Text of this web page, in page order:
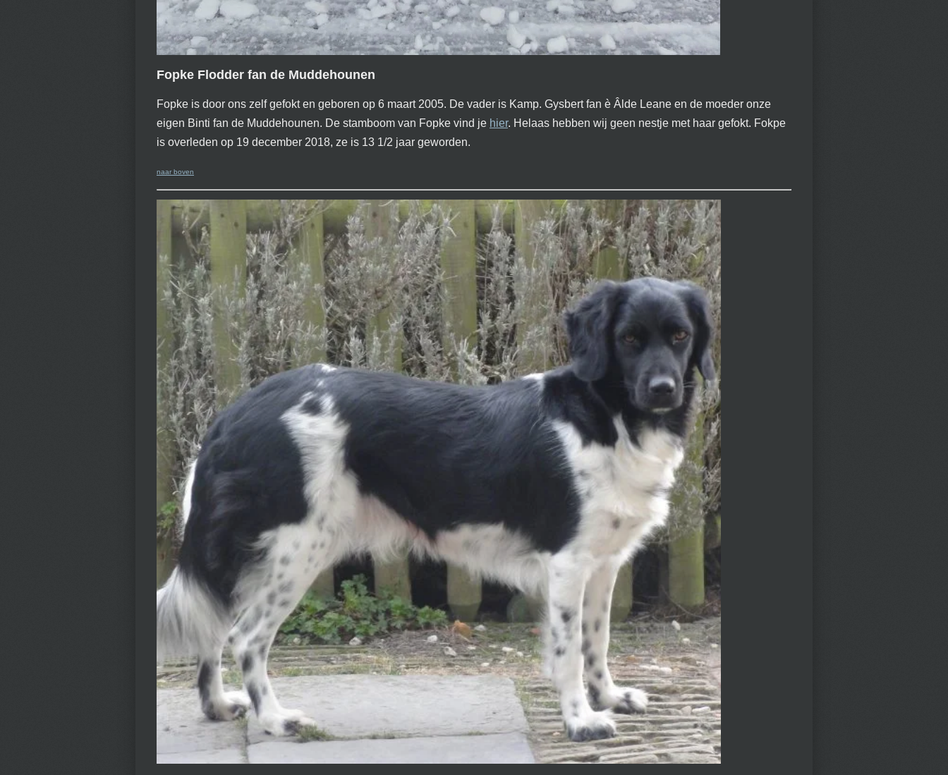
Fopke Flodder fan de Muddehounen
Fopke is door ons zelf gefokt en geboren op 6 maart 2005. De vader is Kamp. Gysbert fan è Âlde Leane en de moeder onze
eigen Binti fan de Muddehounen. De stamboom van Fopke vind je hier. Helaas hebben wij geen nestje met haar gefokt. Fokpe
is overleden op 19 december 2018, ze is 13 1/2 jaar geworden.
naar boven